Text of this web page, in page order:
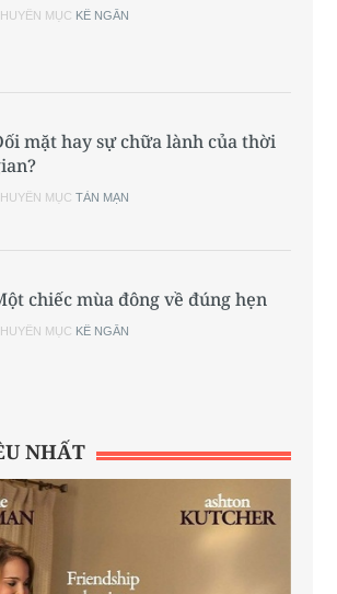
MỤC KỂ NGẮN
mặt hay sự chữa lành của thời
MỤCTẢN MẠN
chiếc mùa đông về đúng hẹn
MỤC KỂ NGẮN
NHẤT